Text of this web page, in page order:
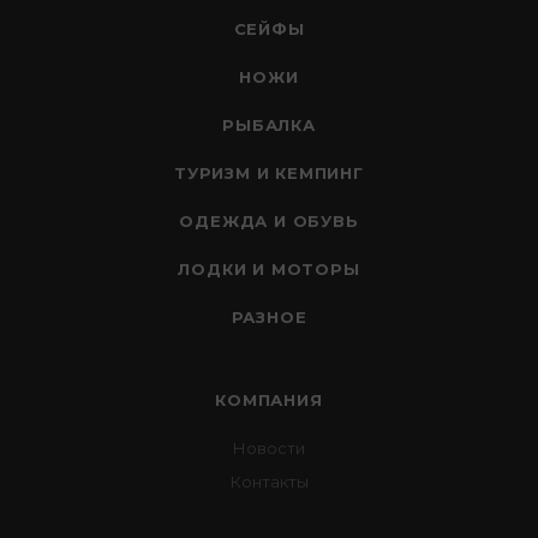
СЕЙФЫ
НОЖИ
РЫБАЛКА
ТУРИЗМ И КЕМПИНГ
ОДЕЖДА И ОБУВЬ
ЛОДКИ И МОТОРЫ
РАЗНОЕ
КОМПАНИЯ
Новости
Контакты